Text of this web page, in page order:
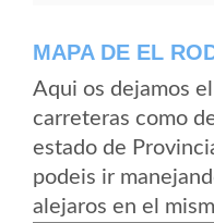
MAPA DE EL
Aqui os dejamos
carreteras como
estado de
podeis ir
alejaros en el